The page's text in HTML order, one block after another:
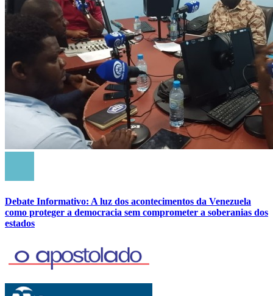
Debate Informativo: A luz dos acontecimentos da Venezuela
como proteger a democracia sem comprometer a soberanias dos
estados